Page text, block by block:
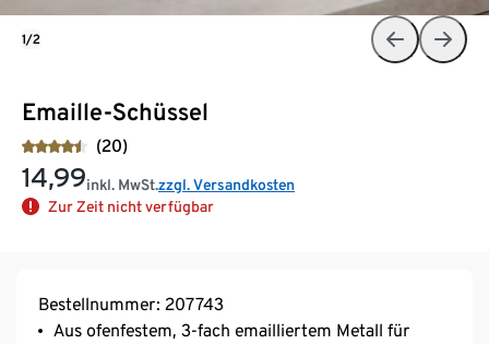
Emaille-Schüssel
(20)
14,99inkl. MwSt.zzgl. Versandkosten
Zur Zeit nicht verfügbar
1/2
Bestellnummer: 207743
Aus ofenfestem, 3-fach emailliertem Metall für